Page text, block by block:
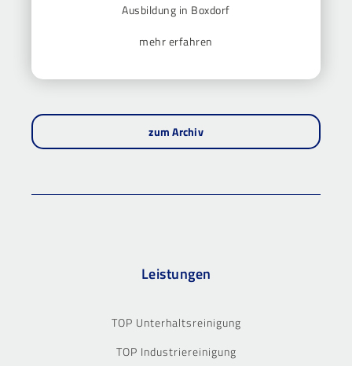
Ausbildung in Boxdorf
mehr erfahren
zum Archiv
Leistungen
TOP Unterhaltsreinigung
TOP Industriereinigung